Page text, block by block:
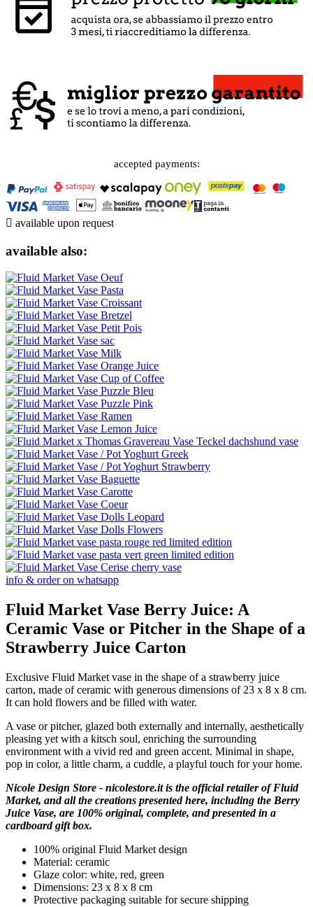
accepted payments:
 available upon request
available also:
info & order on whatsapp
Fluid Market Vase Berry Juice: A
Ceramic Vase or Pitcher in the Shape of a
Strawberry Juice Carton
Exclusive Fluid Market vase in the shape of a strawberry juice
carton, made of ceramic with generous dimensions of 23 x 8 x 8 cm.
It can hold flowers and be filled with water.
A vase or pitcher, glazed both externally and internally, aesthetically
pleasing yet with a kitsch soul, enriching the surrounding
environment with a vivid red and green accent. Minimal in shape,
pop in color, a little charm, a cuddle, a playful touch for your home.
Nicole Design Store - nicolestore.it is the official retailer of Fluid
Market, and all the creations presented here, including the Berry
Juice Vase, are 100% original, complete, and presented in a
cardboard gift box.
100% original Fluid Market design
Material: ceramic
Glaze color: white, red, green
Dimensions: 23 x 8 x 8 cm
Protective packaging suitable for secure shipping